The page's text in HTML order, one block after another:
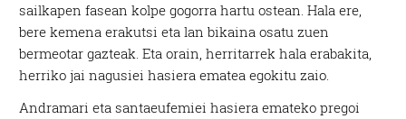
sailkapen fasean kolpe gogorra hartu ostean. Hala ere,
bere kemena erakutsi eta lan bikaina osatu zuen
bermeotar gazteak. Eta orain, herritarrek hala erabakita,
herriko jai nagusiei hasiera ematea egokitu zaio.
Andramari eta santaeufemiei hasiera emateko pregoi